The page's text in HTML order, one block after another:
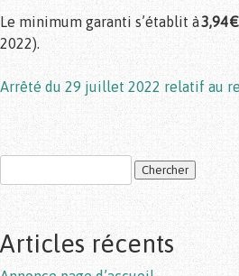
Le minimum garanti s’établit à3,94 €
2022).
Arrêté du 29 juillet 2022 relatif au
Post navigation
Articles récents